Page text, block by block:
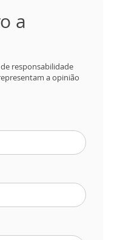
a
responsabilidade
a opinião